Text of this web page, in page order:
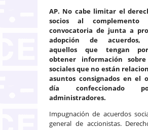
AP. No cabe limitar el
socios al complemento
convocatoria de junta a
adopción de acuerdos,
aquellos que tengan
obtener información
sociales que no están
asuntos consignados en el
día confeccionado
administradores.
Impugnación de acuerdos
general de accionistas.